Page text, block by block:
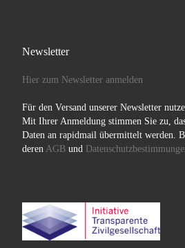
Newsletter
Hier zum Newsletter anmelden
Für den Versand unserer Newsletter
Mit Ihrer Anmeldung stimmen Sie zu,
Daten an rapidmail übermittelt werden.
deren AGBund